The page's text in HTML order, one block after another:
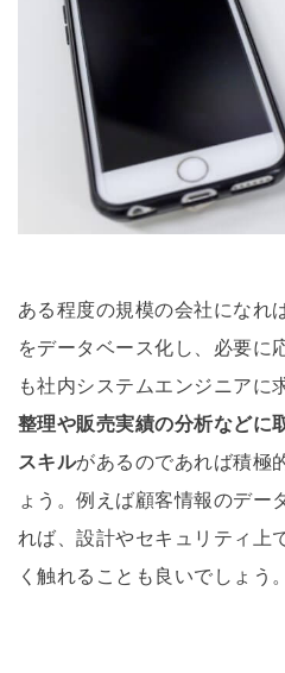
ある程度の規模の会社になれ
をデータベース化し、必要に
も社内システムエンジニアに
整理や販売実績の分析などに
スキルがあるのであれば積極
ょう。例えば顧客情報のデー
れば、設計やセキュリティ上
く触れることも良いでしょう。